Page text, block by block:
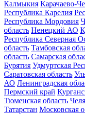
Калмыкия Карачаево-
Республика Карелия
Республика Мордовия
область Ненецкий АО
Республика Северная
область Тамбовская
область Самарская
Бурятия Удмуртская
Саратовская область
АО Ленинградская
Пермский край
Тюменская область
Татарстан Московская